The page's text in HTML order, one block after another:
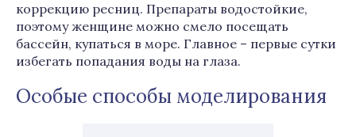
коррекцию ресниц. Препараты водостойкие,
поэтому женщине можно смело посещать
бассейн, купаться в море. Главное – первые сутки
избегать попадания воды на глаза.
Особые способы моделирования